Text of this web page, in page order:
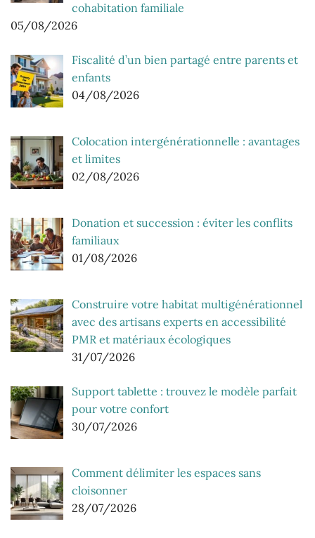
cohabitation familiale
05/08/2026
Fiscalité d’un bien partagé entre parents et
enfants
04/08/2026
Colocation intergénérationnelle : avantages
et limites
02/08/2026
Donation et succession : éviter les conflits
familiaux
01/08/2026
Construire votre habitat multigénérationnel
avec des artisans experts en accessibilité
PMR et matériaux écologiques
31/07/2026
Support tablette : trouvez le modèle parfait
pour votre confort
30/07/2026
Comment délimiter les espaces sans
cloisonner
28/07/2026